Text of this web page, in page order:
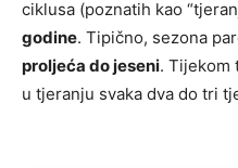
ciklusa (poznatih kao
godine. Tipično, sezona
proljeća do jeseni. Tijekom
u tjeranju svaka dva do tri